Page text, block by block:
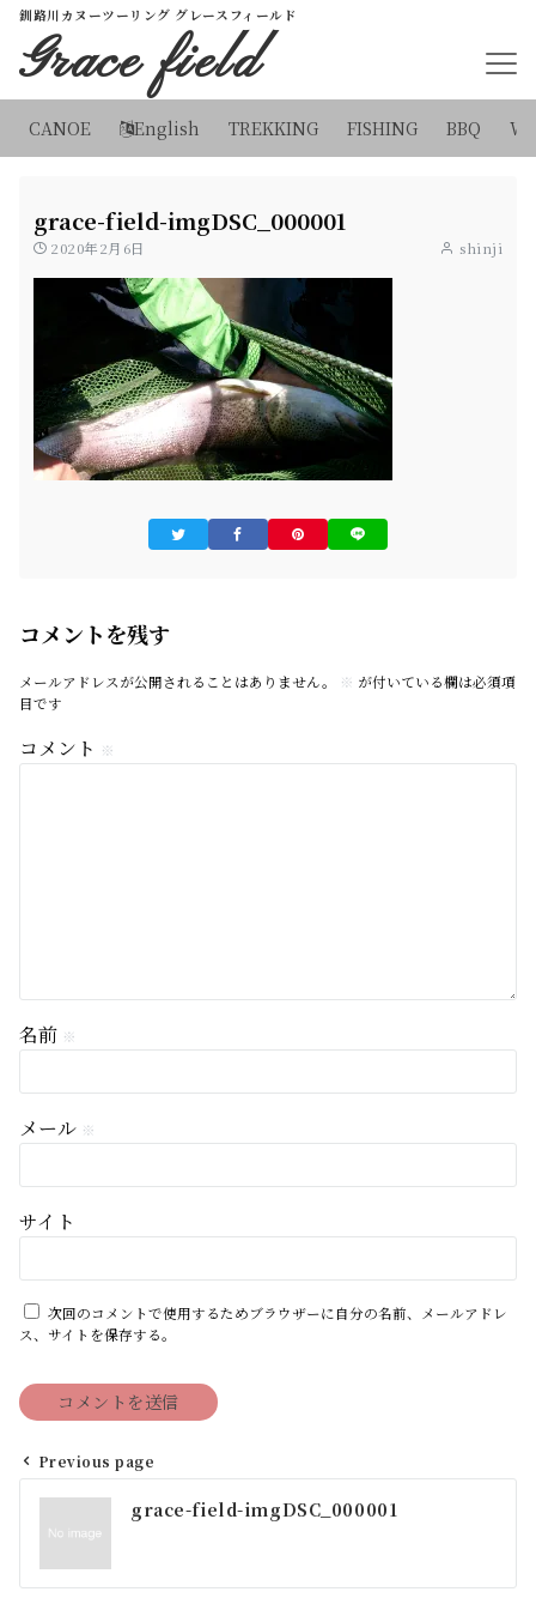
釧路川カヌーツーリング グレースフィールド
Grace field
CANOE English TREKKING FISHING BBQ
grace-field-imgDSC_000001
2020年2月6日 shinji
コメントを残す
メールアドレスが公開されることはありません。 ※ が付いている欄は必須項
目です
コメント ※
名前 ※
メール ※
サイト
次回のコメントで使用するためブラウザーに自分の名前、メールアドレ
ス、サイトを保存する。
投
ナ
Previous page
grace-field-imgDSC_000001